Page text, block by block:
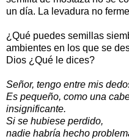
un día. La levadura no
¿Qué puedes semillas
ambientes en los que se
Dios ¿Qué le dices?
Señor, tengo entre mis
Es pequeño, como una
insignificante.
Si se hubiese perdido,
nadie habría hecho